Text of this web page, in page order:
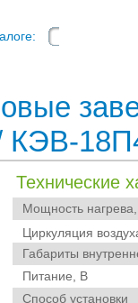
КЭВ-
Технические
Мощность
Циркуляция
Габариты
Питание, В
Способ установки